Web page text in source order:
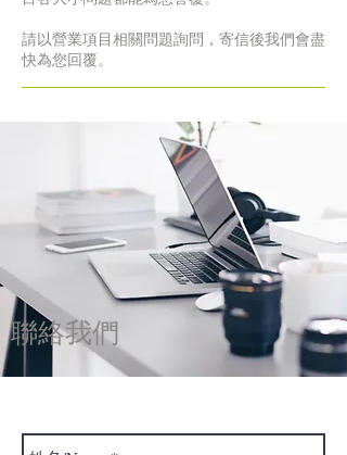
請以營業項目相關問題詢問，寄信後我們會盡
快為您回覆。
​聯絡我們